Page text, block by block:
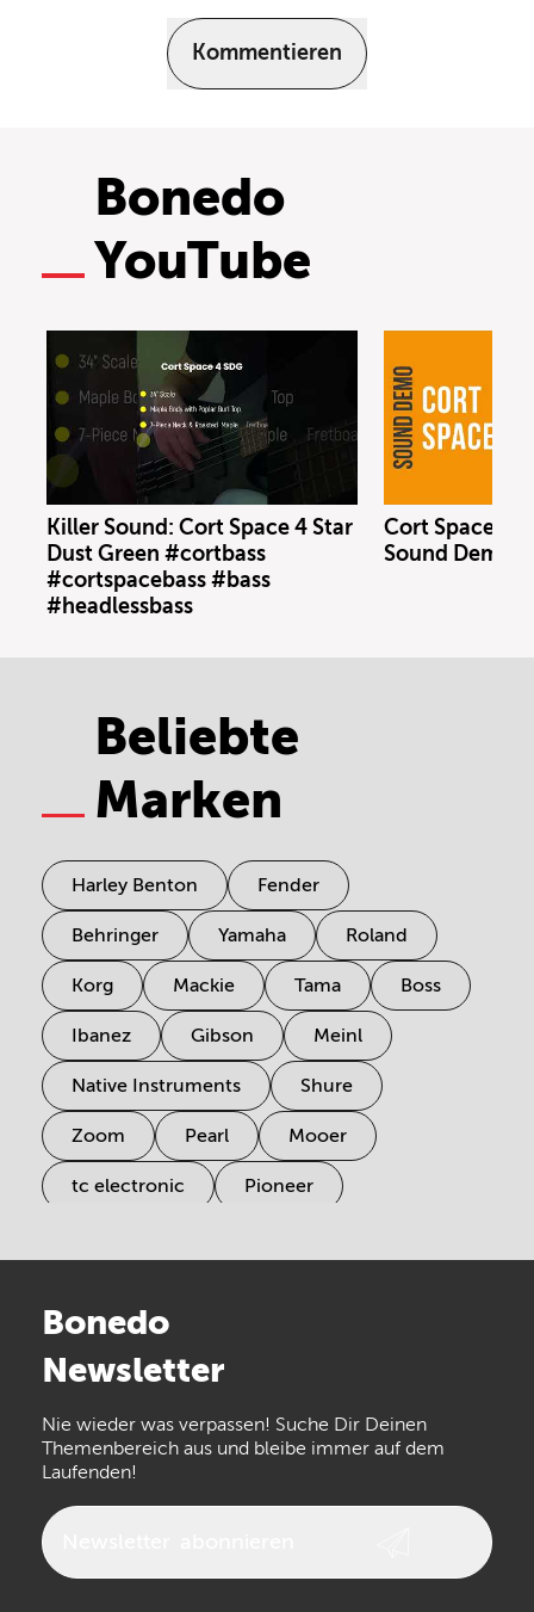
Kommentieren
Bonedo
YouTube
Killer Sound: Cort Space 4 Star
Dust Green #cortbass
#cortspacebass #bass
#headlessbass
Cort Space 4
Sound Demo
Beliebte
Marken
Harley Benton Fender
Behringer Yamaha Roland
Korg Mackie Tama Boss
Ibanez Gibson Meinl
Native Instruments Shure
Zoom Pearl Mooer
tc electronic Pioneer
Arturia
the t.bone
Walrus Audio Epiphone
Bonedo
Newsletter
Nie wieder was verpassen! Suche Dir Deinen
Themenbereich aus und bleibe immer auf dem
Laufenden!